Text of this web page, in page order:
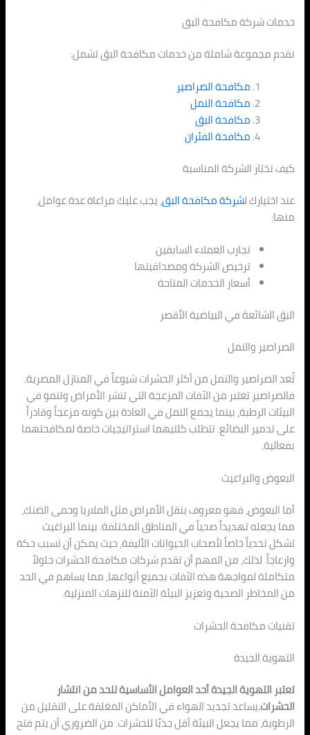
خدمات شركة مكافحة البق
نقدم مجموعة شاملة من خدمات مكافحة البق تشمل:
مكافحة الصراصير
مكافحة النمل
مكافحة البق
مكافحة الفئران
كيف تختار الشركة المناسبة
عند اختيارك لشركة مكافحة البق، يجب عليك مراعاة عدة عوامل،
منها:
تجارب العملاء السابقين
ترخيص الشركة ومصداقيتها
أسعار الخدمات المتاحة
البق الشائعة في البياضية الأقصر
الصراصير والنمل
تُعد الصراصير والنمل من أكثر الحشرات شيوعاً في المنازل المصرية.
فالصراصير تعتبر من الآفات المزعجة التي تنشر الأمراض وتنمو في
البيئات الرطبة، بينما يجمع النمل في العادة بين كونه مزعجاً وقادراً
على تدمير البضائع. تتطلب كلتيهما استراتيجيات خاصة لمكافحتهما
بفعالية.
البعوض والبراغيث
أما البعوض، فهو معروف بنقل الأمراض مثل الملاريا وحمى الضنك،
مما يجعله تهديداً صحياً في المناطق المختلفة. بينما البراغيث
تشكل تحدياً خاصاً لأصحاب الحيوانات الأليفة، حيث يمكن أن تسبب حكة
وازعاجاً. لذلك، من المهم أن تقدم شركات مكافحة الحشرات حلولاً
متكاملة لمواجهة هذه الآفات بجميع أنواعها، مما يساهم في الحد
من المخاطر الصحية وتعزيز البيئة الآمنة للنزهات المنزلية.
تقنيات مكافحة الحشرات
التهوية الجيدة
تعتبر التهوية الجيدة أحد العوامل الأساسية للحد من انتشار
الحشرات.يساعد تجديد الهواء في الأماكن المغلقة على التقليل من
الرطوبة، مما يجعل البيئة أقل جذبًا للحشرات. من الضروري أن يتم فتح